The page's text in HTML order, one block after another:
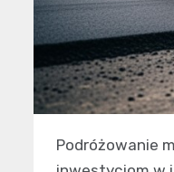
Podróżowanie